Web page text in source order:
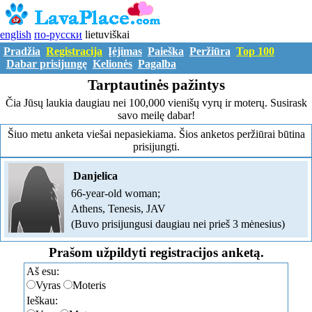
english по-русски lietuviškai
Pradžia Registracija Įėjimas Paieška Peržiūra Top 100
Dabar prisijungę Kelionės Pagalba
Tarptautinės pažintys
Čia Jūsų laukia daugiau nei 100,000 vienišų vyrų ir moterų. Susirask
savo meilę dabar!
Šiuo metu anketa viešai nepasiekiama. Šios anketos peržiūrai būtina
prisijungti.
Danjelica
66-year-old woman;
Athens, Tenesis, JAV
(Buvo prisijungusi daugiau nei prieš 3 mėnesius)
Prašom užpildyti registracijos anketą.
Aš esu:
Vyras
Moteris
Ieškau: